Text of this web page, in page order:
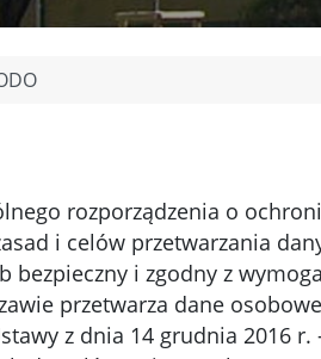
rozporządzenia o
i celów przetwarzania
bezpieczny i zgodny z
przetwarza dane
z dnia 14 grudnia 2016